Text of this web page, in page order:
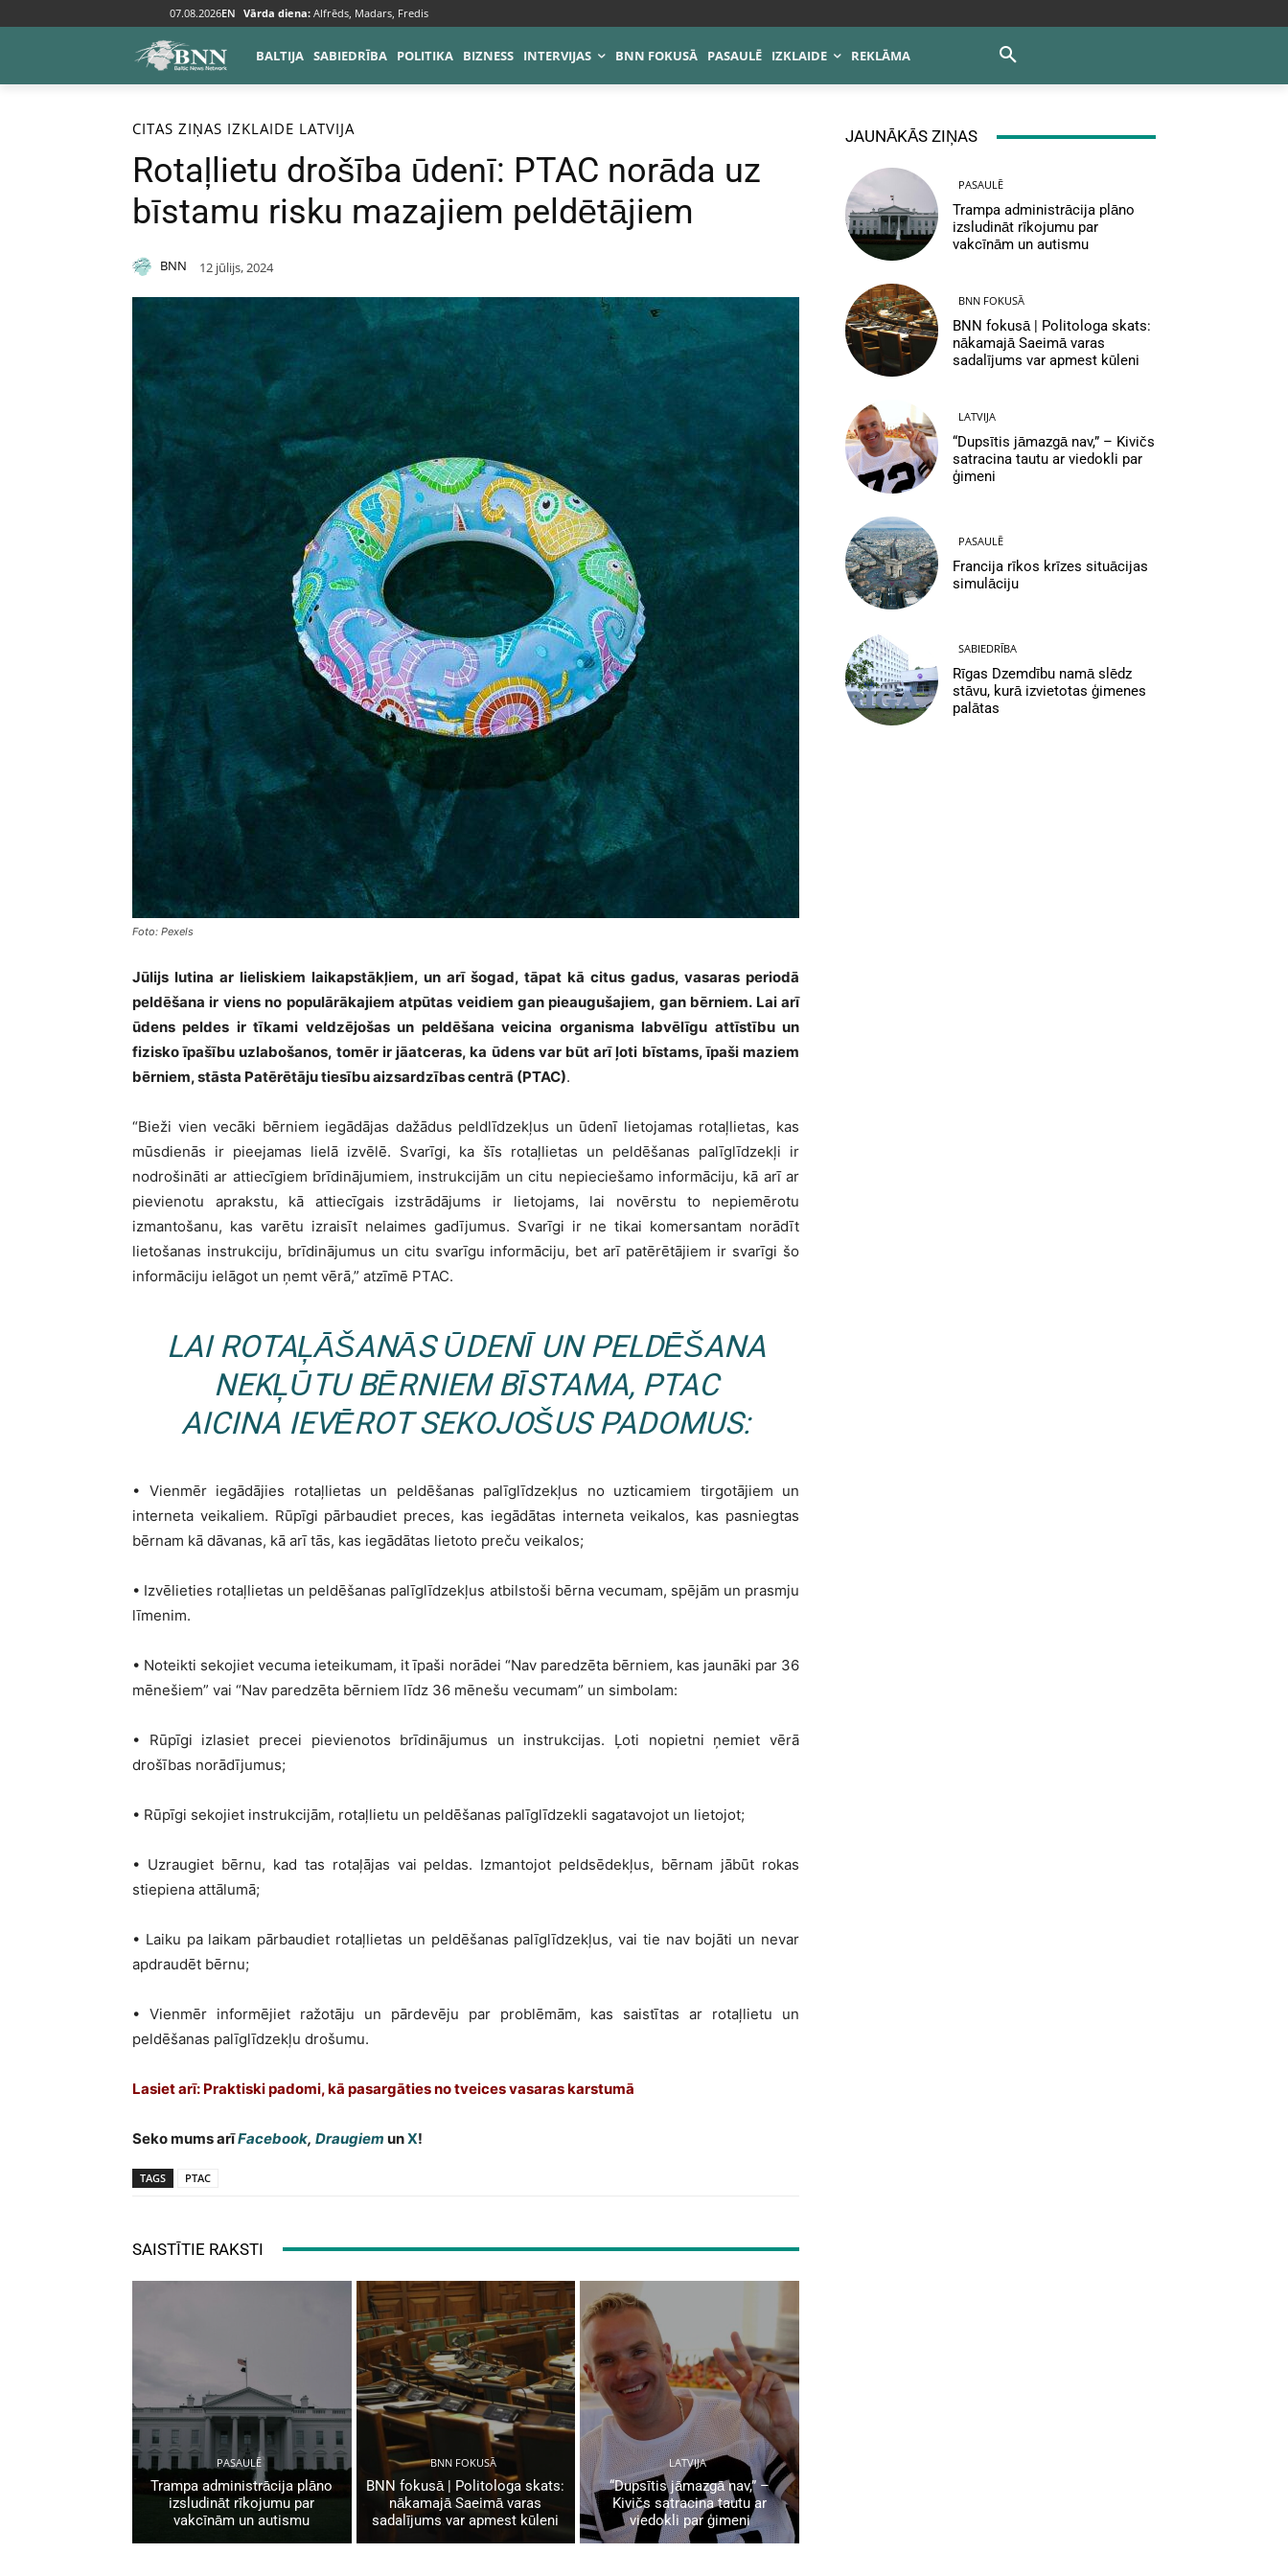
07.08.2026EN Vārda diena: Alfrēds, Madars, Fredis
BALTIJA SABIEDRĪBA POLITIKA BIZNESS INTERVIJAS BNN FOKUSĀ PASAULĒ IZKLAIDE REKLĀMA
Sākums Citas ziņas
CITAS ZIŅAS IZKLAIDE LATVIJA
Rotaļlietu drošība ūdenī: PTAC norāda uz
bīstamu risku mazajiem peldētājiem
BNN 12 jūlijs, 2024
Foto: Pexels
Jūlijs lutina ar lieliskiem laikapstākļiem, un arī šogad, tāpat kā citus gadus, vasaras periodā
peldēšana ir viens no populārākajiem atpūtas veidiem gan pieaugušajiem, gan bērniem. Lai arī
ūdens peldes ir tīkami veldzējošas un peldēšana veicina organisma labvēlīgu attīstību un
fizisko īpašību uzlabošanos, tomēr ir jāatceras, ka ūdens var būt arī ļoti bīstams, īpaši maziem
bērniem, stāsta Patērētāju tiesību aizsardzības centrā (PTAC).
“Bieži vien vecāki bērniem iegādājas dažādus peldlīdzekļus un ūdenī lietojamas rotaļlietas, kas
mūsdienās ir pieejamas lielā izvēlē. Svarīgi, ka šīs rotaļlietas un peldēšanas palīglīdzekļi ir
nodrošināti ar attiecīgiem brīdinājumiem, instrukcijām un citu nepieciešamo informāciju, kā arī ar
pievienotu aprakstu, kā attiecīgais izstrādājums ir lietojams, lai novērstu to nepiemērotu
izmantošanu, kas varētu izraisīt nelaimes gadījumus. Svarīgi ir ne tikai komersantam norādīt
lietošanas instrukciju, brīdinājumus un citu svarīgu informāciju, bet arī patērētājiem ir svarīgi šo
informāciju ielāgot un ņemt vērā,” atzīmē PTAC.
LAI ROTAĻĀŠANĀS ŪDENĪ UN PELDĒŠANA
NEKĻŪTU BĒRNIEM BĪSTAMA, PTAC
AICINA IEVĒROT SEKOJOŠUS PADOMUS:
• Vienmēr iegādājies rotaļlietas un peldēšanas palīglīdzekļus no uzticamiem tirgotājiem un
interneta veikaliem. Rūpīgi pārbaudiet preces, kas iegādātas interneta veikalos, kas pasniegtas
bērnam kā dāvanas, kā arī tās, kas iegādātas lietoto preču veikalos;
• Izvēlieties rotaļlietas un peldēšanas palīglīdzekļus atbilstoši bērna vecumam, spējām un prasmju
līmenim.
• Noteikti sekojiet vecuma ieteikumam, it īpaši norādei “Nav paredzēta bērniem, kas jaunāki par 36
mēnešiem” vai “Nav paredzēta bērniem līdz 36 mēnešu vecumam” un simbolam:
• Rūpīgi izlasiet precei pievienotos brīdinājumus un instrukcijas. Ļoti nopietni ņemiet vērā
drošības norādījumus;
• Rūpīgi sekojiet instrukcijām, rotaļlietu un peldēšanas palīglīdzekli sagatavojot un lietojot;
• Uzraugiet bērnu, kad tas rotaļājas vai peldas. Izmantojot peldsēdekļus, bērnam jābūt rokas
stiepiena attālumā;
• Laiku pa laikam pārbaudiet rotaļlietas un peldēšanas palīglīdzekļus, vai tie nav bojāti un nevar
apdraudēt bērnu;
• Vienmēr informējiet ražotāju un pārdevēju par problēmām, kas saistītas ar rotaļlietu un
peldēšanas palīglīdzekļu drošumu.
Lasiet arī: Praktiski padomi, kā pasargāties no tveices vasaras karstumā
Seko mums arīFacebook, Draugiem unX!
TAGS PTAC
SAISTĪTIE RAKSTI
PASAULĒ
Trampa administrācija plāno
izsludināt rīkojumu par
vakcīnām un autismu
BNN FOKUSĀ
BNN fokusā | Politologa skats:
nākamajā Saeimā varas
sadalījums var apmest kūleni
LATVIJA
“Dupsītis jāmazgā nav,” –
Kivičs satracina tautu ar
viedokli par ģimeni
JAUNĀKĀS ZIŅAS
PASAULĒ
Trampa administrācija plāno
izsludināt rīkojumu par
vakcīnām un autismu
BNN FOKUSĀ
BNN fokusā | Politologa skats:
nākamajā Saeimā varas
sadalījums var apmest kūleni
LATVIJA
“Dupsītis jāmazgā nav,” – Kivičs
satracina tautu ar viedokli par
ģimeni
PASAULĒ
Francija rīkos krīzes situācijas
simulāciju
SABIEDRĪBA
Rīgas Dzemdību namā slēdz
stāvu, kurā izvietotas ģimenes
palātas